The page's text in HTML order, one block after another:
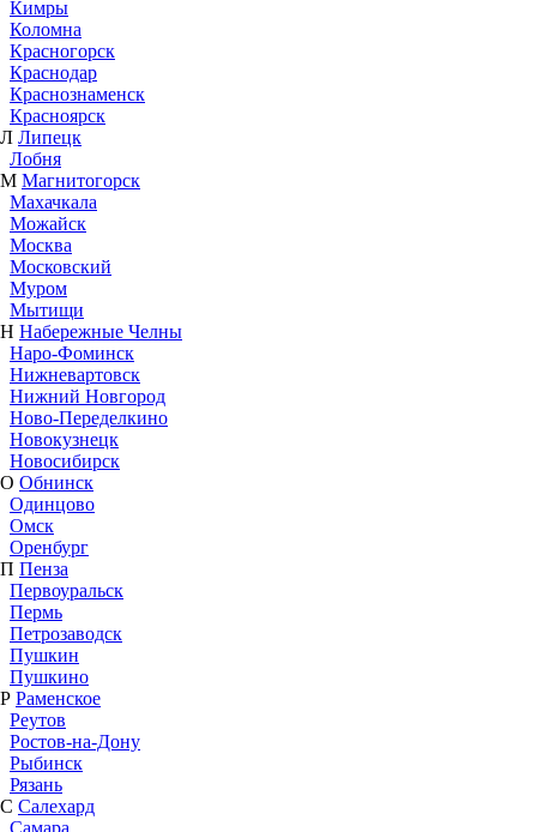
Кимры
Коломна
Красногорск
Краснодар
Краснознаменск
Красноярск
Л Липецк
Лобня
М Магнитогорск
Махачкала
Можайск
Москва
Московский
Муром
Мытищи
Н Набережные Челны
Наро-Фоминск
Нижневартовск
Нижний Новгород
Ново-Переделкино
Новокузнецк
Новосибирск
О Обнинск
Одинцово
Омск
Оренбург
П Пенза
Первоуральск
Пермь
Петрозаводск
Пушкин
Пушкино
Р Раменское
Реутов
Ростов-на-Дону
Рыбинск
Рязань
С Салехард
Самара